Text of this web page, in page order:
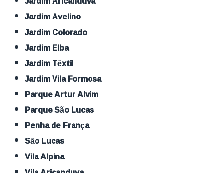
Jardim Avelino
Jardim Colorado
Jardim Elba
Jardim Têxtil
Jardim Vila Formosa
Parque Artur Alvim
Parque São Lucas
Penha de França
São Lucas
Vila Alpina